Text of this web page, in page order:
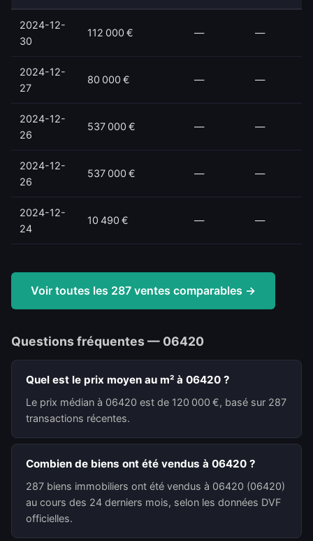
2024-12-
30
112 000 € — —
2024-12-
27
80 000 € — —
2024-12-
26
537 000 € — —
2024-12-
26
537 000 € — —
2024-12-
24
10 490 € — —
Voir toutes les 287 ventes comparables →
Questions fréquentes — 06420
Quel est le prix moyen au m² à 06420 ?
Le prix médian à 06420 est de 120 000 €, basé sur 287
transactions récentes.
Combien de biens ont été vendus à 06420 ?
287 biens immobiliers ont été vendus à 06420 (06420)
au cours des 24 derniers mois, selon les données DVF
officielles.